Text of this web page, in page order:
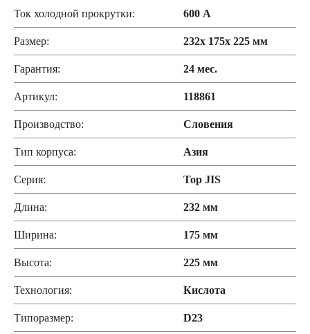
Ток холодной прокрутки: 600 А
Размер: 232x 175x 225 мм
Гарантия: 24 мес.
Артикул: 118861
Производство: Словения
Тип корпуса: Азия
Серия: Top JIS
Длина: 232 мм
Ширина: 175 мм
Высота: 225 мм
Технология: Кислота
Типоразмер: D23